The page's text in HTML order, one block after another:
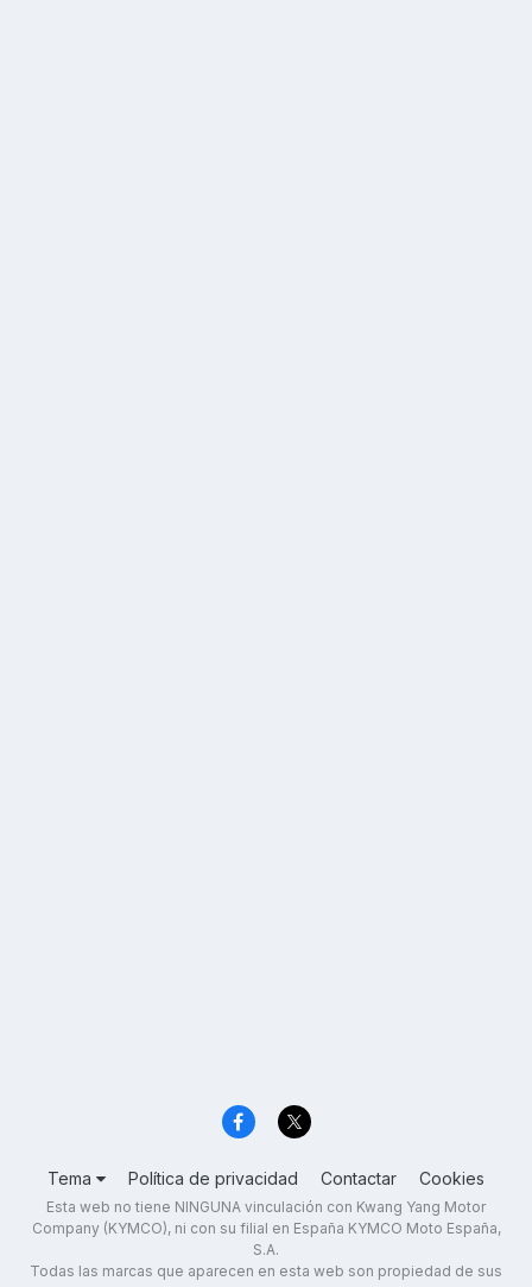
Tema Política de privacidad Contactar Cookies
Esta web no tiene NINGUNA vinculación con Kwang Yang Motor
Company (KYMCO), ni con su filial en España KYMCO Moto España,
S.A.
Todas las marcas que aparecen en esta web son propiedad de sus